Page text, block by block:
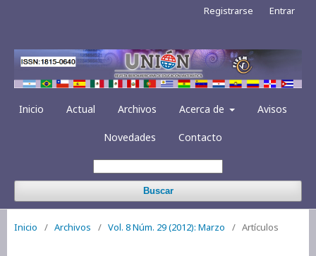
Inicio Actual Archivos Acerca de Avisos
Novedades Contacto
Buscar
Registrarse Entrar
Inicio / Archivos / Vol. 8 Núm. 29 (2012): Marzo / Artículos